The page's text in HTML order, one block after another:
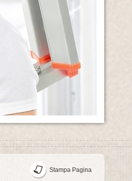
Stampa Pagina